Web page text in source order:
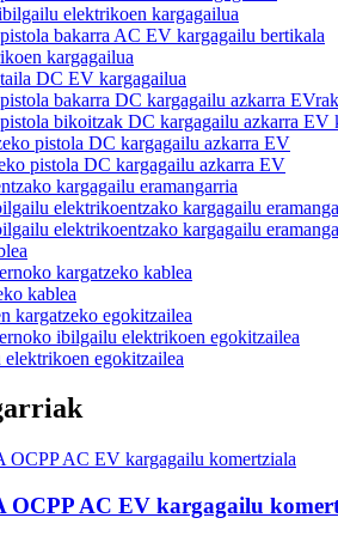
elektrikoen kargagailua
bakarra AC EV kargagailu bertikala
kargagailua
DC EV kargagailua
bakarra DC kargagailu azkarra
bikoitzak DC kargagailu azkarra EV
pistola DC kargagailu azkarra EV
pistola DC kargagailu azkarra EV
kargagailu eramangarria
elektrikoentzako kargagailu
elektrikoentzako kargagailu
kargatzeko kablea
kablea
kargatzeko egokitzailea
ibilgailu elektrikoen egokitzailea
egokitzailea
OCPP AC EV kargagailu